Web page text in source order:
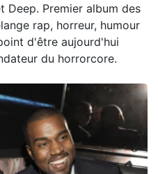
Deep. Premier album des
rap, horreur, humour
d'être aujourd'hui
du horrorcore.